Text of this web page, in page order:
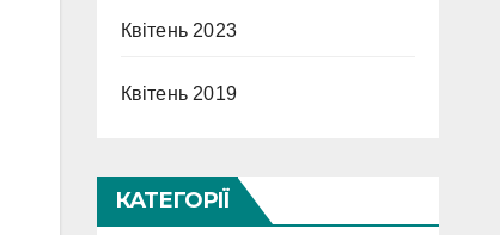
Квітень 2023
Квітень 2019
КАТЕГОРІЇ